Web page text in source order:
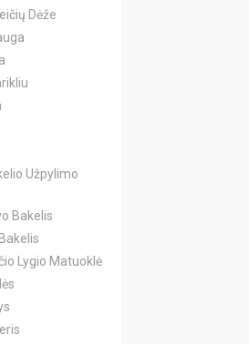
Dėže
Užpylimo
Bakelis
Lygio Matuoklė